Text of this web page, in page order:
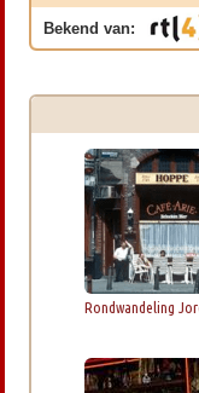
Bekend van:
Rondwandeling